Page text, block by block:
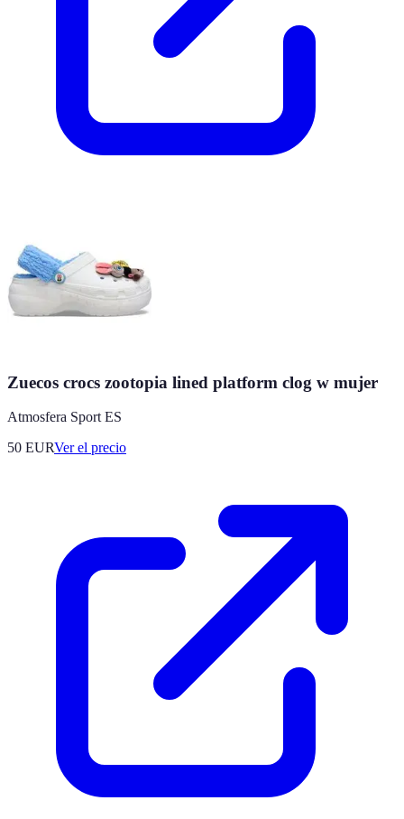
Zuecos crocs zootopia lined platform clog w mujer
Atmosfera Sport ES
50 EURVer el precio